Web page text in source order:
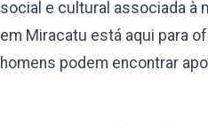
social e cultural associada à
em Miracatu está aqui para
homens podem encontrar